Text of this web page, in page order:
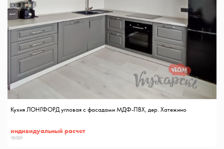
Кухня ЛОНГФОРД угловая с фасадами МДФ-ПВХ, дер. Хатежино
индивидуальный расчет
12321